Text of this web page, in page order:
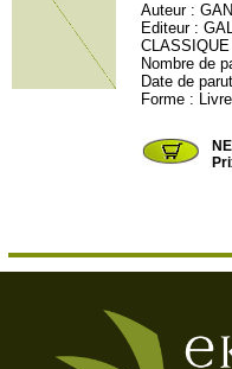
Auteur :
Editeur :
CLASSIQUE
Nombre de
Date de
Forme :